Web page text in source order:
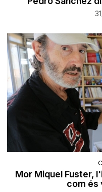
Mor Miquel Fuster,
com és